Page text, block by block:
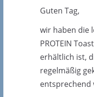
Guten Tag,
wir haben die
PROTEIN
erhältlich ist,
regelmäßig
entsprechend